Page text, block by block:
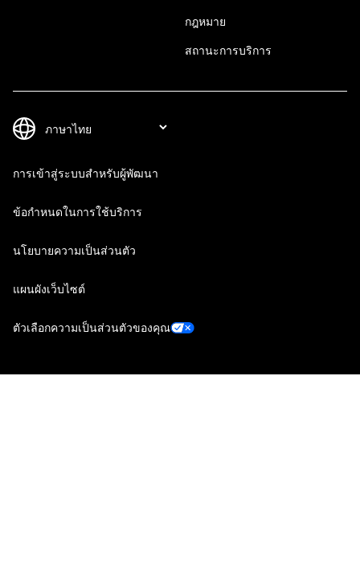
กฎหมาย
สถานะการบริการ
การเข้าสู่ระบบสำหรับผู้พัฒนา
ข้อกำหนดในการใช้บริการ
นโยบายความเป็นส่วนตัว
แผนผังเว็บไซต์
ตัวเลือกความเป็นส่วนตัวของคุณ